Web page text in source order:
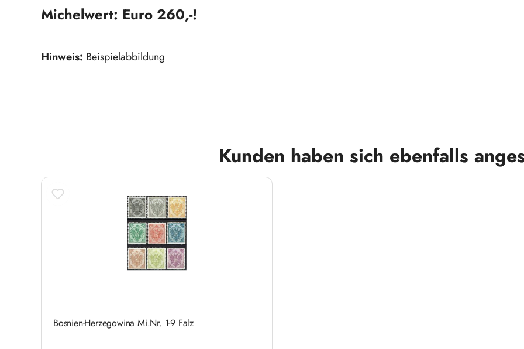
Michelwert: Euro 260,-!
Hinweis: Beispielabbildung
Kunden haben sich ebenfalls
Bosnien-Herzegowina Mi.Nr. 1-9 Falz